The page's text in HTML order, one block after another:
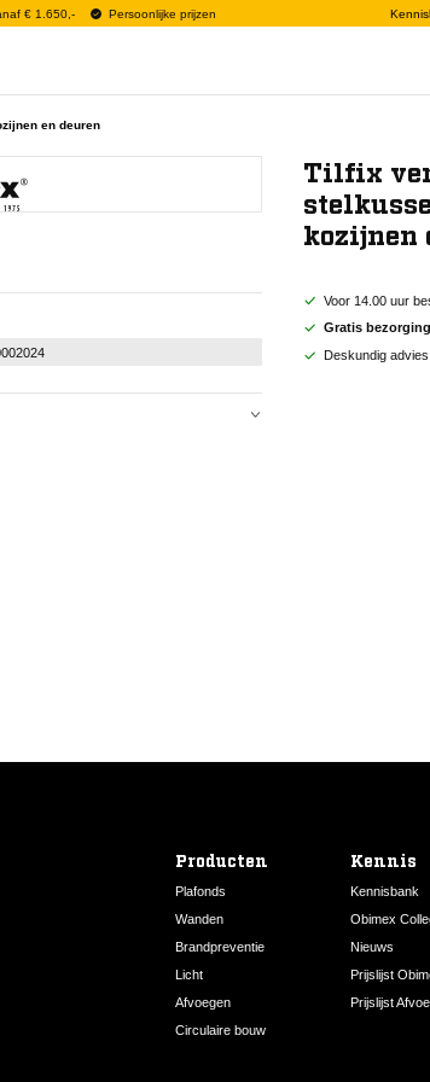
€ 1.650,- Persoonlijke prijzen
en deuren
Tilfix
kozijnen
Voor 14.00 uur
Gratis bezorging
Deskundig
Producten
Plafonds
Wanden
Brandpreventie
Licht
Afvoegen
Circulaire bouw
Kennis
Kennisbank
Obimex
Nieuws
Prijslijst
Prijslijst